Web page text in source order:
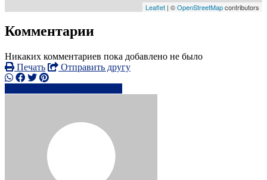
Leaflet | ©OpenStreetMapcontributors
Комментарии
Никаких комментариев пока добавлено не было
Печать
Отправить другу